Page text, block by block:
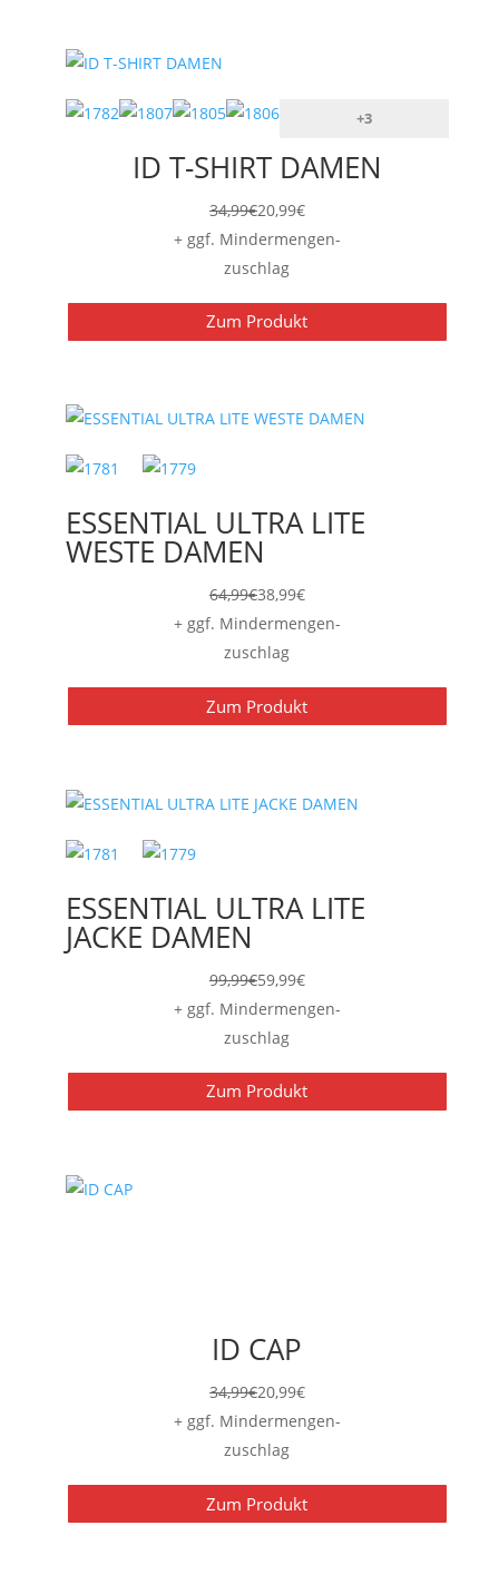
+3
ID T-SHIRT DAMEN
34,99€20,99€
+ ggf. Mindermengen-
zuschlag
Zum Produkt
ESSENTIAL ULTRA LITE
WESTE DAMEN
64,99€38,99€
+ ggf. Mindermengen-
zuschlag
Zum Produkt
ESSENTIAL ULTRA LITE
JACKE DAMEN
99,99€59,99€
+ ggf. Mindermengen-
zuschlag
Zum Produkt
ID CAP
34,99€20,99€
+ ggf. Mindermengen-
zuschlag
Zum Produkt